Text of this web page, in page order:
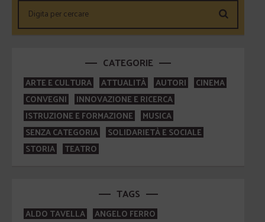
CATEGORIE
ARTE E CULTURA ATTUALITÀ AUTORI
CINEMA
CONVEGNI
INNOVAZIONE E RICERCA
ISTRUZIONE E FORMAZIONE
MUSICA
SENZA CATEGORIA
SOLIDARIETÀ E SOCIALE
STORIA
TEATRO
TAGS
ALDO TAVELLA
ANGELO FERRO